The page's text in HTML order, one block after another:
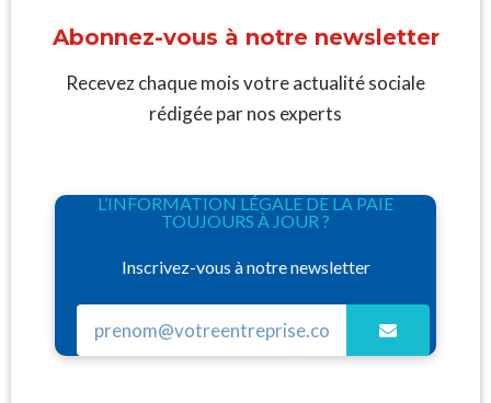
Abonnez-vous à notre newsletter
Recevez chaque mois votre actualité sociale
rédigée par nos experts
L’INFORMATION LÉGALE DE LA PAIE
TOUJOURS À JOUR ?
Inscrivez-vous à notre newsletter